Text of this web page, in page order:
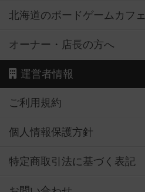
北海道のボードゲームカフェ
オーナー・店長の方へ
運営者情報
ご利用規約
個人情報保護方針
特定商取引法に基づく表記